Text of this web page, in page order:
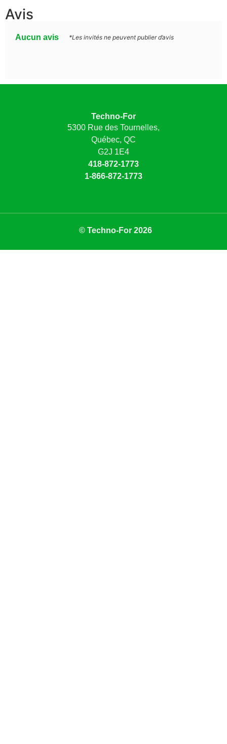
Avis
Aucun avis *Les invités ne peuvent publier d’avis
Techno-For
5300 Rue des Tournelles,
Québec, QC
G2J 1E4
418-872-1773
1-866-872-1773
© Techno-For 2026